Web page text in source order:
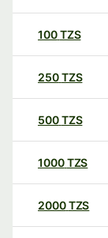
100TZS
250TZS
500TZS
1000TZS
2000TZS